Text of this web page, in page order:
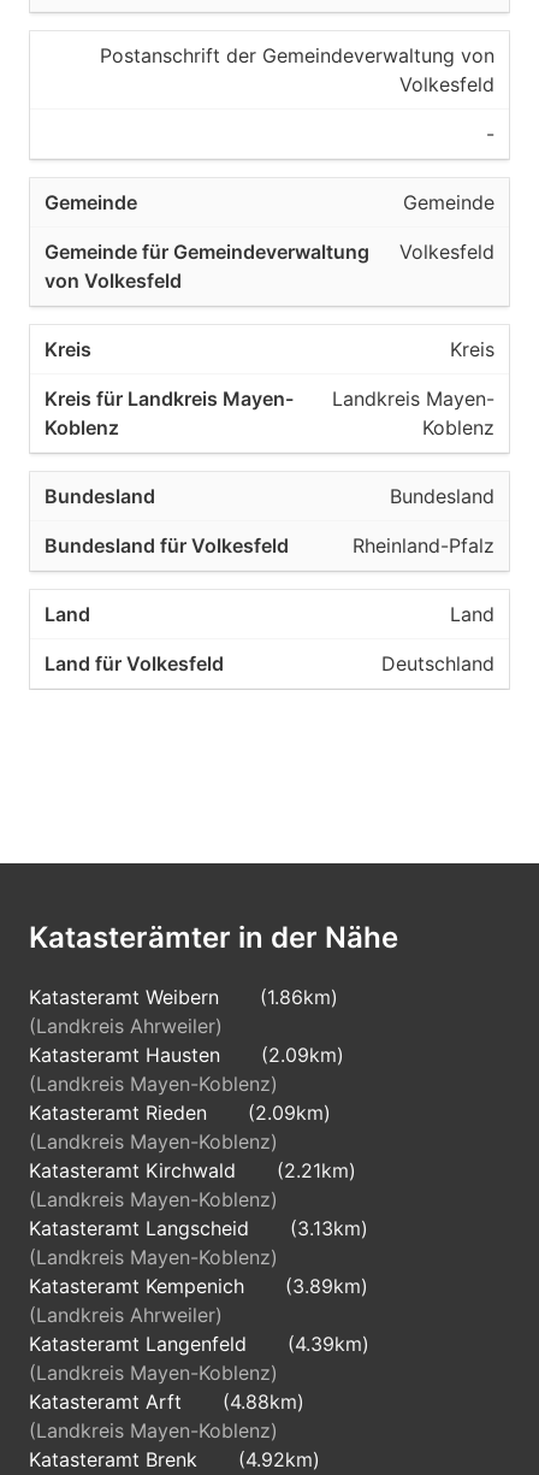
Postanschrift der Gemeindeverwaltung von
Volkesfeld
-
Gemeinde
Volkesfeld
Kreis
Landkreis Mayen-
Koblenz
Bundesland
Rheinland-Pfalz
Land
Deutschland
Katasterämter in der Nähe
Katasteramt Weibern
(1.86km)
(Landkreis Ahrweiler)
Katasteramt Hausten
(2.09km)
(Landkreis Mayen-Koblenz)
Katasteramt Rieden
(2.09km)
(Landkreis Mayen-Koblenz)
Katasteramt Kirchwald
(2.21km)
(Landkreis Mayen-Koblenz)
Katasteramt Langscheid
(3.13km)
(Landkreis Mayen-Koblenz)
Katasteramt Kempenich
(3.89km)
(Landkreis Ahrweiler)
Katasteramt Langenfeld
(4.39km)
(Landkreis Mayen-Koblenz)
Katasteramt Arft
(4.88km)
(Landkreis Mayen-Koblenz)
Katasteramt Brenk
(4.92km)